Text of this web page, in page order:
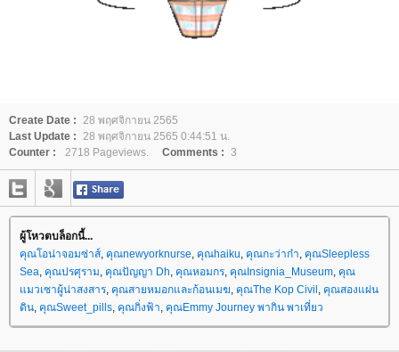
Create Date : 28 พฤศจิกายน 2565
Last Update : 28 พฤศจิกายน 2565 0:44:51 น.
Counter :
2718 Pageviews. Comments : 3
ผู้โหวตบล็อกนี้...
คุณโอน่าจอมซ่าส์, คุณnewyorknurse, คุณhaiku, คุณกะว่าก๋า, คุณSleepless
Sea, คุณปรศุราม, คุณปัญญา Dh, คุณหอมกร, คุณInsignia_Museum, คุณ
มวเซาผู้น่าสงสาร, คุณสายหมอกและก้อนเมฆ, คุณThe Kop Civil , คุณสองแผ่น
ดิน, คุณSweet_pills, คุณกิ่งฟ้า, คุณEmmy Journey พากิน พาเที่ยว